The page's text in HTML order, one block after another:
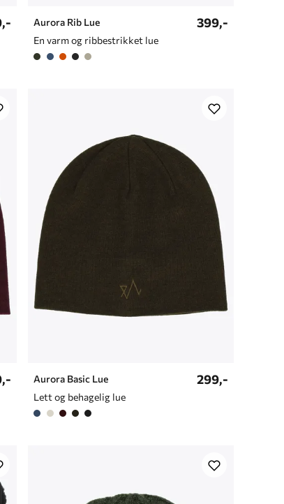
Aurora Rib Lue
En varm og ribbestrikket lue
399,-
Aurora Basic Lue
Lett og behagelig lue
299,-